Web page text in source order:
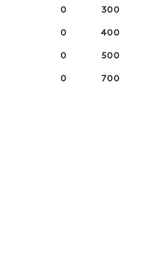
0 300
0 400
0 500
0 700